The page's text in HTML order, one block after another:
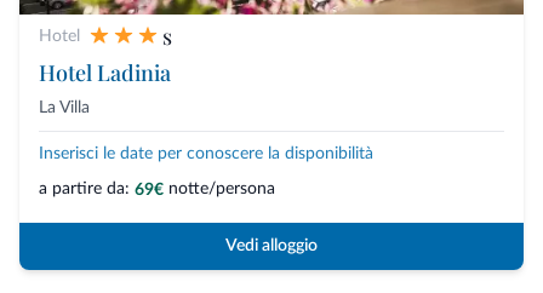
Hotel
s
Hotel Ladinia
La Villa
Inserisci le date per conoscere la disponibilità
a partire da: 69€ notte/persona
Vedi alloggio